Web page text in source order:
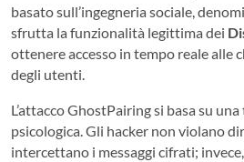
basato sull’ingegneria sociale,
sfrutta la funzionalità legittima dei
ottenere accesso in tempo reale alle
degli utenti.
L’attacco GhostPairing si basa su
psicologica. Gli hacker non violano
intercettano i messaggi cifrati;